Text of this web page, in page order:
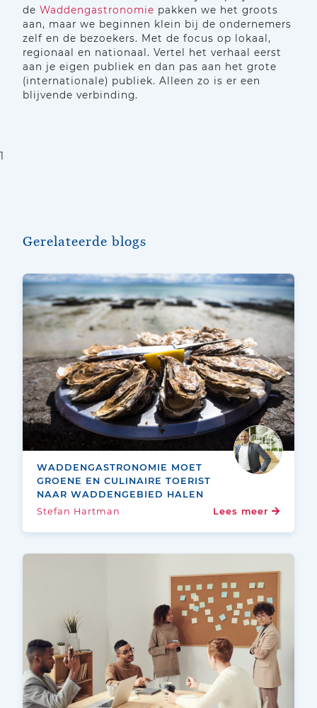
de Waddengastronomie pakken we het groots
aan, maar we beginnen klein bij de ondernemers
zelf en de bezoekers. Met de focus op lokaal,
regionaal en nationaal. Vertel het verhaal eerst
aan je eigen publiek en dan pas aan het grote
(internationale) publiek. Alleen zo is er een
blijvende verbinding.
1
Gerelateerde blogs
WADDENGASTRONOMIE MOET
GROENE EN CULINAIRE TOERIST
NAAR WADDENGEBIED HALEN
Stefan Hartman
Lees meer